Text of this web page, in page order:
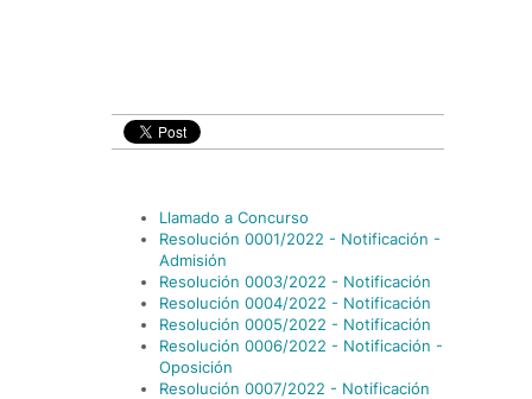
Llamado a Concurso
Resolución 0001/2022 - Notificación -
Admisión
Resolución 0003/2022 - Notificación
Resolución 0004/2022 - Notificación
Resolución 0005/2022 - Notificación
Resolución 0006/2022 - Notificación -
Oposición
Resolución 0007/2022 - Notificación